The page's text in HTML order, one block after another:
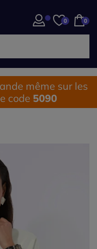
0 0
même sur les
code 5090